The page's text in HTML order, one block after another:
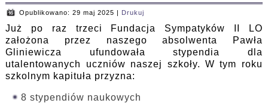
Opublikowano: 29 maj 2025 | Drukuj
Już po raz trzeci Fundacja Sympatyków II LO
założona przez naszego absolwenta Pawła
Gliniewicza ufundowała stypendia dla
utalentowanych uczniów naszej szkoły. W tym roku
szkolnym kapituła przyzna:
8 stypendiów naukowych